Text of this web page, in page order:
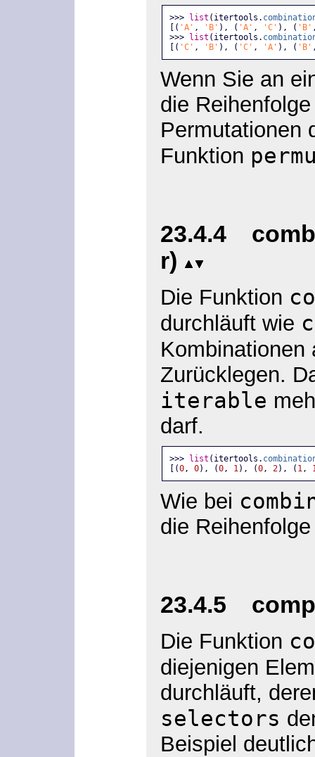
>>> list (itertools.
[( 'A' , 'B' ), ( 'A' , 'C' ), ( 'B'
>>>
list (itertools.
[( 'C' , 'B' ), ( 'C' , 'A' ), ( 'B'
Wenn Sie an
die
Permutationen
Funktion
23.4.4
r)
Die Funktion
durchläuft wie
Zurücklegen.
iterable
darf.
>>> list (itertools.
[(0, 0), (0, 1), (0, 2), ( 1,
Wie bei
die
23.4.5
Die Funktion
diejenigen
durchläuft,
selectors
Beispiel